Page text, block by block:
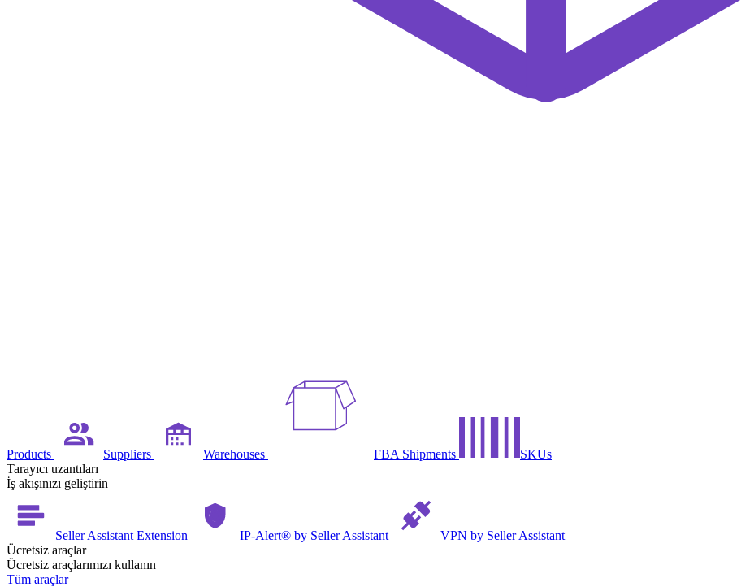
Products Suppliers Warehouses FBA Shipments
SKUs
Tarayıcı uzantıları
İş akışınızı geliştirin
Seller Assistant Extension IP-Alert® by Seller Assistant
VPN by Seller Assistant
Ücretsiz araçlar
Ücretsiz araçlarımızı kullanın
Tüm araçlar